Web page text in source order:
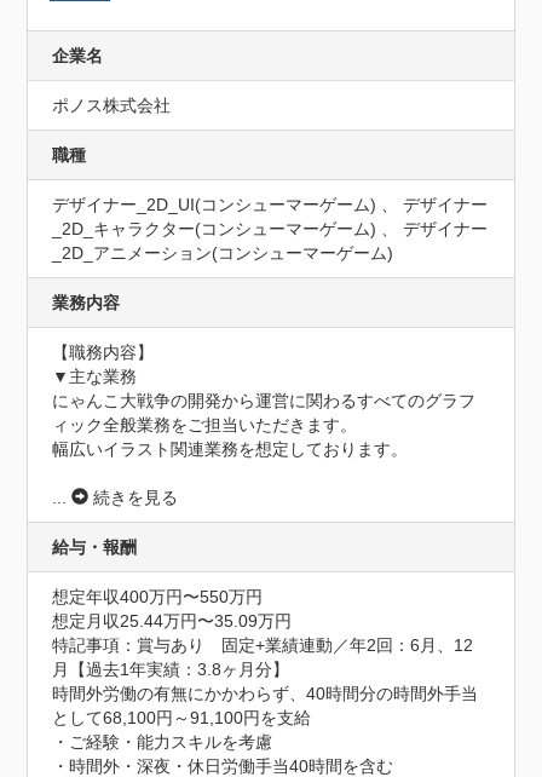
企業名
ポノス株式会社
職種
デザイナー_2D_UI(コンシューマーゲーム) 、 デザイナー
_2D_キャラクター(コンシューマーゲーム) 、 デザイナー
_2D_アニメーション(コンシューマーゲーム)
業務内容
【職務内容】
▼主な業務
にゃんこ大戦争の開発から運営に関わるすべてのグラフ
ィック全般業務をご担当いただきます。
幅広いイラスト関連業務を想定しております。
... 続きを見る
給与・報酬
想定年収400万円〜550万円
想定月収25.44万円〜35.09万円
特記事項：賞与あり　固定+業績連動／年2回：6月、12
月【過去1年実績：3.8ヶ月分】
時間外労働の有無にかかわらず、40時間分の時間外手当
として68,100円～91,100円を支給
・ご経験・能力スキルを考慮
・時間外・深夜・休日労働手当40時間を含む